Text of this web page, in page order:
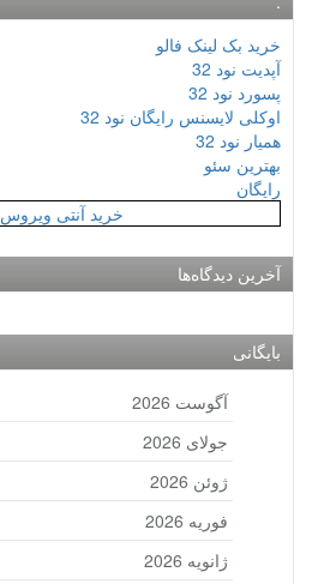
خرید بک لینک فالو
آپدیت نود 32
پسورد نود 32
اوکلی لایسنس رایگان نود 32
همیار نود 32
بهترین سئو
رایگان
خرید آنتی ویروس
آخرین دیدگاه‌ها
بایگانی
آگوست 2026
جولای 2026
ژوئن 2026
فوریه 2026
ژانویه 2026